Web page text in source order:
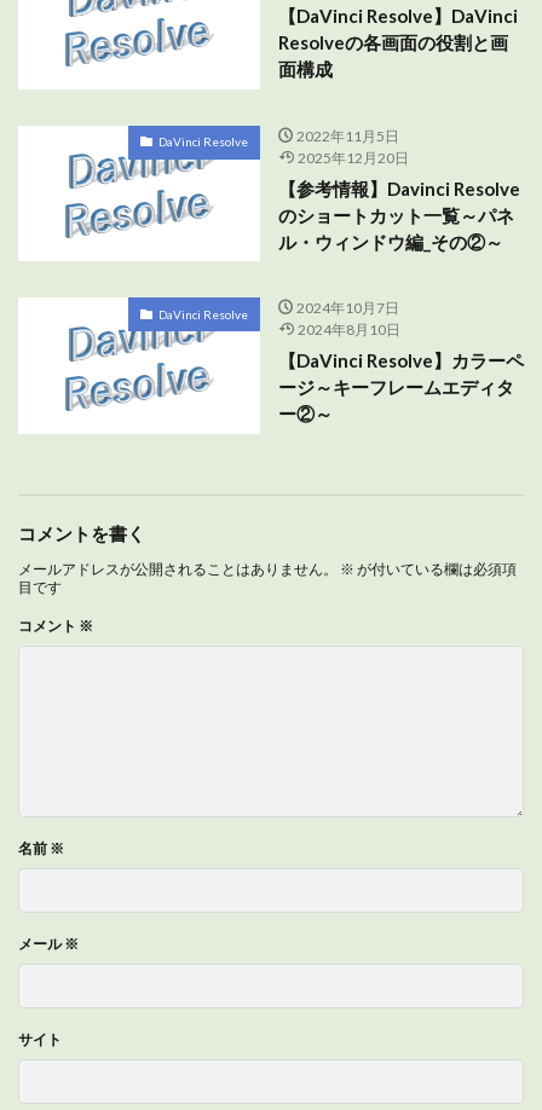
【DaVinci Resolve】DaVinci
Resolveの各画面の役割と画
面構成
DaVinci Resolve
2022年11月5日
2025年12月20日
【参考情報】Davinci Resolve
のショートカット一覧～パネ
ル・ウィンドウ編_その②～
DaVinci Resolve
2024年10月7日
2024年8月10日
【DaVinci Resolve】カラーペ
ージ～キーフレームエディタ
ー②～
コメントを書く
メールアドレスが公開されることはありません。 ※ が付いている欄は必須項
目です
コメント ※
名前 ※
メール※
サイト